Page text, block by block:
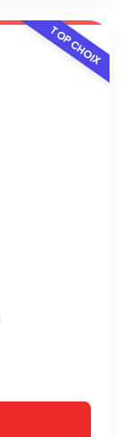
TOP CHOIX